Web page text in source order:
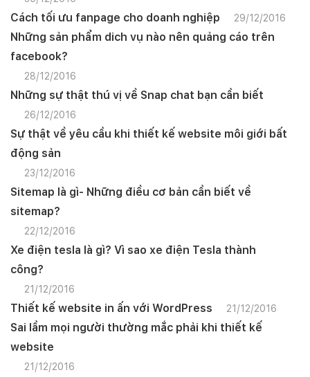
Cách tối ưu fanpage cho doanh nghiệp 29/12/2016
Những sản phẩm dich vụ nào nên quảng cáo trên
facebook?
28/12/2016
Những sự thật thú vị về Snap chat bạn cần biết
26/12/2016
Sự thật về yêu cầu khi thiết kế website môi giới bất
động sản
23/12/2016
Sitemap là gì- Những điều cơ bản cần biết về
sitemap?
22/12/2016
Xe điện tesla là gì? Vì sao xe điện Tesla thành
công?
21/12/2016
Thiết kế website in ấn với WordPress 21/12/2016
Sai lầm mọi người thường mắc phải khi thiết kế
website
21/12/2016